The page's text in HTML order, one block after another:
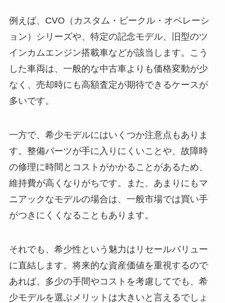
例えば、CVO（カスタム・ビークル・オペレーシ
ョン）シリーズや、特定の記念モデル、旧型のツ
インカムエンジン搭載車などが該当します。こう
した車両は、一般的な中古車よりも価格変動が少
なく、売却時にも高額査定が期待できるケースが
多いです。
一方で、希少モデルにはいくつか注意点もありま
す。整備パーツが手に入りにくいことや、故障時
の修理に時間とコストがかかることがあるため、
維持費が高くなりがちです。また、あまりにもマ
ニアックなモデルの場合は、一般市場では買い手
がつきにくくなることもあります。
それでも、希少性という魅力はリセールバリュー
に直結します。将来的な資産価値を重視するので
あれば、多少の手間やコストを考慮してでも、希
少モデルを選ぶメリットは大きいと言えるでしょ